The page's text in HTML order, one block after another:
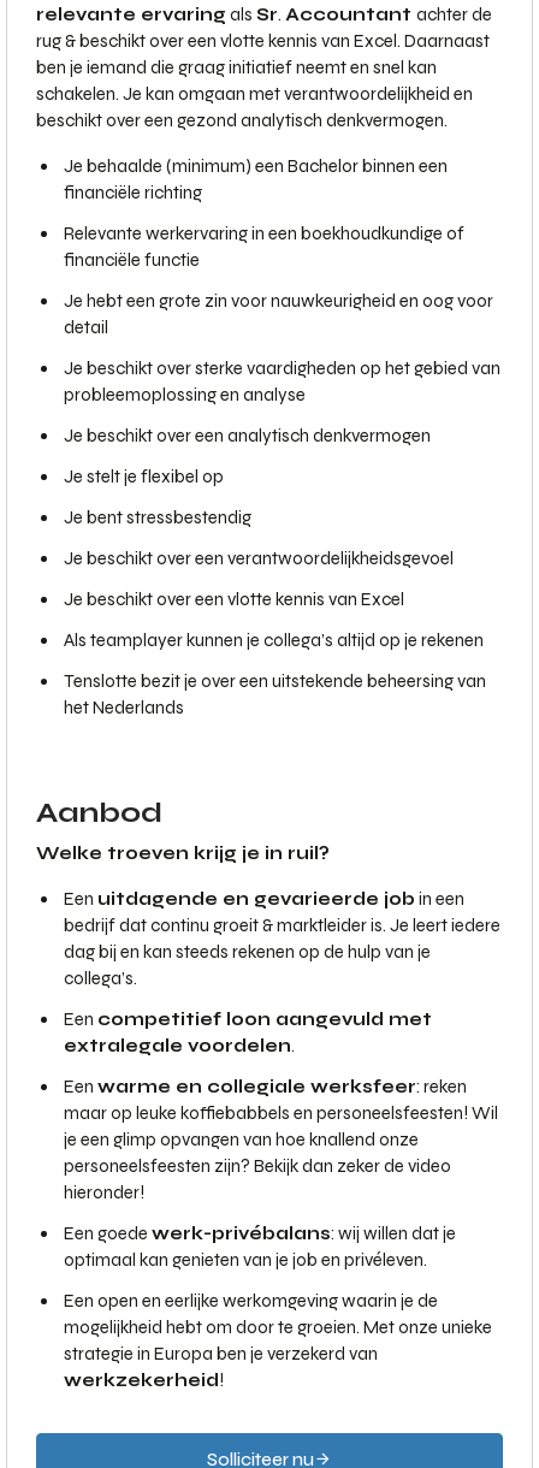
relevante ervaring als Sr. Accountant achter de
rug & beschikt over een vlotte kennis van Excel. Daarnaast
ben je iemand die graag initiatief neemt en snel kan
schakelen. Je kan omgaan met verantwoordelijkheid en
beschikt over een gezond analytisch denkvermogen.
Je behaalde (minimum) een Bachelor binnen een
financiële richting
Relevante werkervaring in een boekhoudkundige of
financiële functie
Je hebt een grote zin voor nauwkeurigheid en oog voor
detail
Je beschikt over sterke vaardigheden op het gebied van
probleemoplossing en analyse
Je beschikt over een analytisch denkvermogen
Je stelt je flexibel op
Je bent stressbestendig
Je beschikt over een verantwoordelijkheidsgevoel
Je beschikt over een vlotte kennis van Excel
Als teamplayer kunnen je collega’s altijd op je rekenen
Tenslotte bezit je over een uitstekende beheersing van
het Nederlands
Aanbod
Welke troeven krijg je in ruil?
Een uitdagende en gevarieerde job in een
bedrijf dat continu groeit & marktleider is. Je leert iedere
dag bij en kan steeds rekenen op de hulp van je
collega’s.
Een competitief loon aangevuld met
extralegale voordelen.
Een warme en collegiale werksfeer: reken
maar op leuke koffiebabbels en personeelsfeesten! Wil
je een glimp opvangen van hoe knallend onze
personeelsfeesten zijn? Bekijk dan zeker de video
hieronder!
Een goede werk-privébalans: wij willen dat je
optimaal kan genieten van je job en privéleven.
Een open en eerlijke werkomgeving waarin je de
mogelijkheid hebt om door te groeien. Met onze unieke
strategie in Europa ben je verzekerd van
werkzekerheid!
Solliciteer nu